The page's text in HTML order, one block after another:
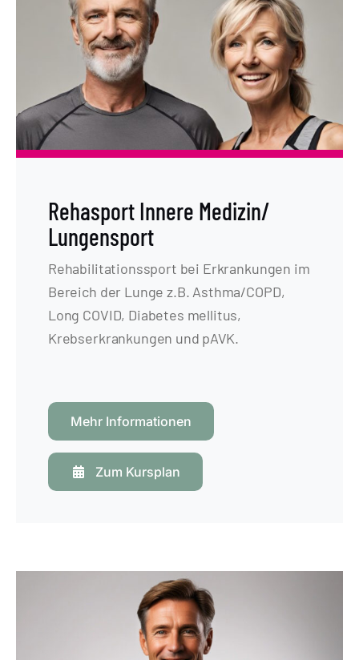
Rehasport Innere Medizin/
Lungensport
Rehabilitationssport bei Erkrankungen im
Bereich der Lunge z.B. Asthma/COPD,
Long COVID, Diabetes mellitus,
Krebserkrankungen und pAVK.
Mehr Informationen
Zum Kursplan